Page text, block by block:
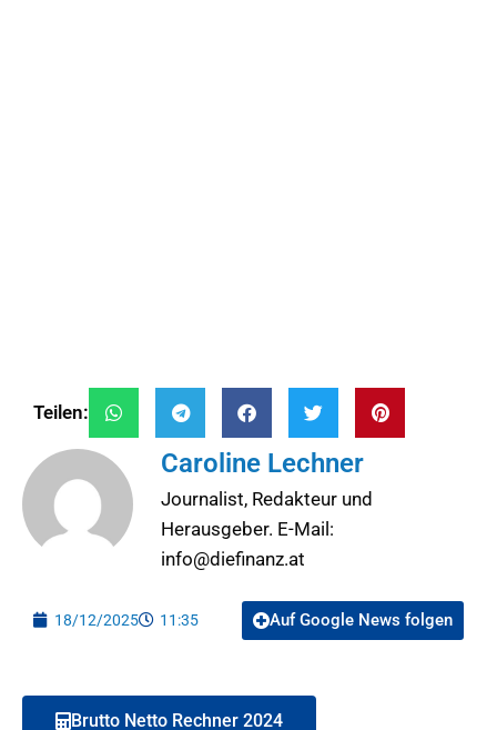
Teilen:
Caroline Lechner
Journalist, Redakteur und
Herausgeber. E-Mail:
info@diefinanz.at
18/12/2025 11:35 Auf Google News folgen
Brutto Netto Rechner 2024